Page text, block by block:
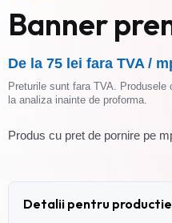
Banner
De la 75 lei fara TVA /
Preturile sunt fara TVA.
la analiza inainte de proforma.
Produs cu pret de pornire pe
Detalii pentru productie